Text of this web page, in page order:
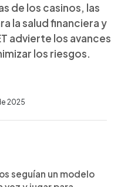
de los casinos, las
la salud financiera y
advierte los avances
los riesgos.
2025
seguían un modelo